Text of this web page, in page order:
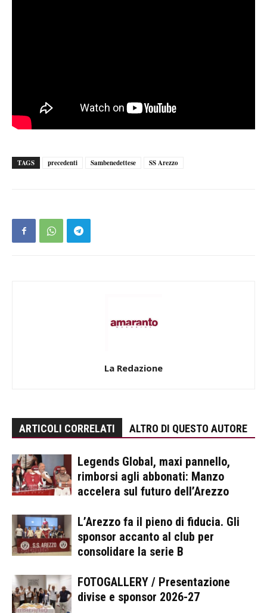
TAGS precedenti Sambenedettese SS Arezzo
La Redazione
ARTICOLI CORRELATI ALTRO DI QUESTO AUTORE
Legends Global, maxi pannello,
rimborsi agli abbonati: Manzo
accelera sul futuro dell’Arezzo
L’Arezzo fa il pieno di fiducia. Gli
sponsor accanto al club per
consolidare la serie B
FOTOGALLERY / Presentazione
divise e sponsor 2026-27